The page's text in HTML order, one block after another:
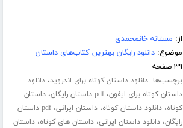
از: مستانه خانمحمدی
موضوع:دانلود رایگان بهترین کتاب‌های داستان
۳۹ صفحه
برچسب‌ها:دانلود داستان کوتاه برای اندروید،دانلود
داستان کوتاه برای ایفون،pdf داستان رایگان ،داستان
کوتاه،دانلود داستان کوتاه،داستان ایرانی،
pdf داستان
رایگان،دانلود داستان ایرانی،داستان های کوتاه،داستان